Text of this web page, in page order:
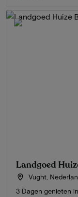
Landgoed
Vught,
3 Dagen genieten